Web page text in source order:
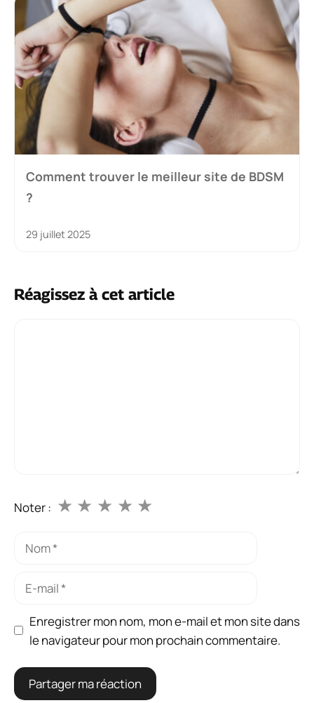
Comment trouver le meilleur site de BDSM
?
29 juillet 2025
Réagissez à cet article
Noter : ★
★
★
★
★
Nom
Enregistrer mon nom, mon e-mail et mon site dans
le navigateur pour mon prochain commentaire.